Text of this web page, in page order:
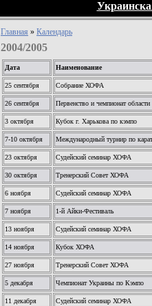
Главная » Календарь
2004/2005
Дата Наименование
25 сентября Собрание ХОФА
26 сентября Первенство и чемпионат области
3 октября Кубок г. Харькова по кэмпо
7-10 октября Международный турнир по
23 октября Судейский семинар ХОФА
30 октября Тренерский Совет ХОФА
6 ноября Судейский семинар ХОФА
7 ноября 1-й Айки-Фестиваль
13 ноября Судейский семинар ХОФА
14 ноября Кубок ХОФА
27 ноября Тренерский Совет ХОФА
5 декабря Чемпионат Украины по Кэмпо
11 декабря Судейский семинар ХОФА